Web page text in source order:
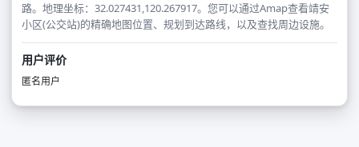
路。地理坐标：32.027431,120.267917。您可以通过Amap查看靖安
小区(公交站)的精确地图位置、规划到达路线，以及查找周边设施。
用户评价
匿名用户